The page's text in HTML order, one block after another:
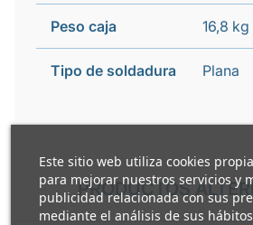
Este sitio web utiliza cookies
para mejorar nuestros servicios y
publicidad relacionada con sus
mediante el análisis de sus
Peso caja 16,8 kg
Tipo de soldadura Plana
PRODUCTOS